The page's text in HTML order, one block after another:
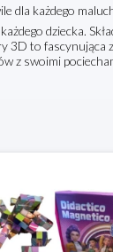
dla każdego
dziecka.
to fascynująca
z swoimi